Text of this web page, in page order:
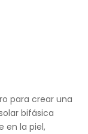
para crear una
bifásica
en la piel,